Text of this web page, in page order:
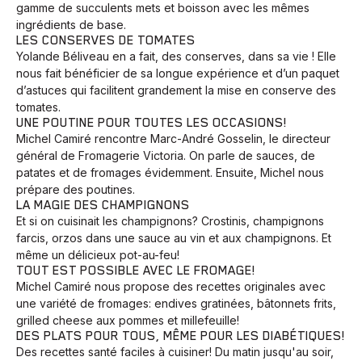
gamme de succulents mets et boisson avec les mêmes
ingrédients de base.
LES CONSERVES DE TOMATES
Yolande Béliveau en a fait, des conserves, dans sa vie ! Elle
nous fait bénéficier de sa longue expérience et d’un paquet
d’astuces qui facilitent grandement la mise en conserve des
tomates.
UNE POUTINE POUR TOUTES LES OCCASIONS!
Michel Camiré rencontre Marc-André Gosselin, le directeur
général de Fromagerie Victoria. On parle de sauces, de
patates et de fromages évidemment. Ensuite, Michel nous
prépare des poutines.
LA MAGIE DES CHAMPIGNONS
Et si on cuisinait les champignons? Crostinis, champignons
farcis, orzos dans une sauce au vin et aux champignons. Et
même un délicieux pot-au-feu!
TOUT EST POSSIBLE AVEC LE FROMAGE!
Michel Camiré nous propose des recettes originales avec
une variété de fromages: endives gratinées, bâtonnets frits,
grilled cheese aux pommes et millefeuille!
DES PLATS POUR TOUS, MÊME POUR LES DIABÉTIQUES!
Des recettes santé faciles à cuisiner! Du matin jusqu'au soir,